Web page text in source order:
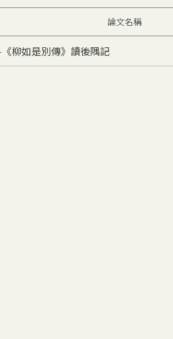
論文名稱
柳如是別傳》讀後隅記